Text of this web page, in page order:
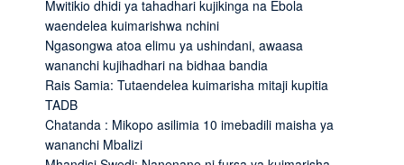
Mwitikio dhidi ya tahadhari kujikinga na Ebola
waendelea kuimarishwa nchini
Ngasongwa atoa elimu ya ushindani, awaasa
wananchi kujihadhari na bidhaa bandia
Rais Samia: Tutaendelea kuimarisha mitaji kupitia
TADB
Chatanda : Mikopo asilimia 10 imebadili maisha ya
wananchi Mbalizi